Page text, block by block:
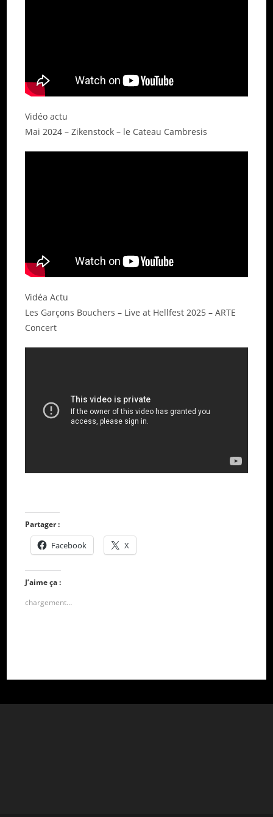
Vidéo actu
Mai 2024 – Zikenstock – le Cateau Cambresis
Vidéa Actu
Les Garçons Bouchers – Live at Hellfest 2025 – ARTE
Concert
Partager :
Facebook X
J’aime ça :
chargement…